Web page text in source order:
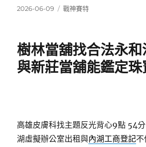
發
2026-06-09
分
戰神賽特
樹林當舖找合法永
與新莊當舖能鑑定
高雄皮膚科找主題反光背心9點 54
湖虛擬辦公室出租與內湖工商登記